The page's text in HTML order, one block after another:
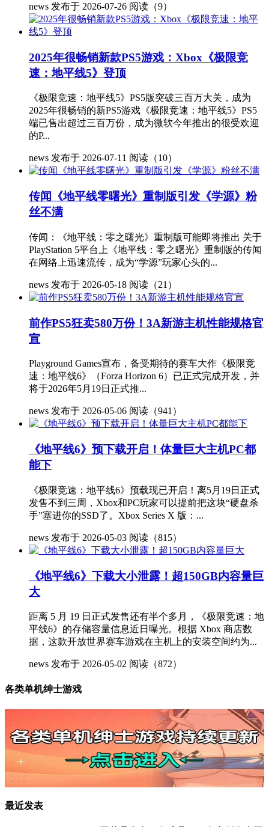
news 发布于 2026-07-26 阅读（9）
2025年很畅销新款PS5游戏：Xbox《极限竞
速：地平线5》登顶
《极限竞速：地平线5》PS5版突破三百万大关，成为
2025年很畅销的新PS5游戏《极限竞速：地平线5》PS5
端已售出超过三百万份，成为微软今年推出的很受欢迎
的P...
news 发布于 2026-07-11 阅读（10）
传闻《地平线零曙光》重制版引发《学源》粉
丝不满
传闻：《地平线：零之曙光》重制版可能即将推出 关于
PlayStation 5平台上《地平线：零之曙光》重制版的传闻
在网络上迅速流传，成为“学源”玩家心头的...
news 发布于 2026-05-18 阅读（21）
前作PS5狂卖580万份！3A新游主机性能规格官
宣
Playground Games宣布，备受期待的赛车大作《极限竞
速：地平线6》（Forza Horizon 6）已正式完成开发，并
将于2026年5月19日正式推...
news 发布于 2026-05-06 阅读（941）
《地平线6》预下载开启！体量巨大主机PC都
能下
《极限竞速：地平线6》预载现已开启！离5月19日正式
发售不到三周，Xbox和PC玩家可以提前把这块“硬盘杀
手”塞进你的SSD了。Xbox Series X 版：...
news 发布于 2026-05-03 阅读（815）
《地平线6》下载大小泄露！超150GB内容量巨
大
距离 5 月 19 日正式发售还有半个多月，《极限竞速：地
平线6》的存储容量信息近日曝光。根据 Xbox 商店数
据，这款开放世界赛车游戏在主机上的安装空间约为...
news 发布于 2026-05-02 阅读（872）
各类单机绅士游戏
最近发表